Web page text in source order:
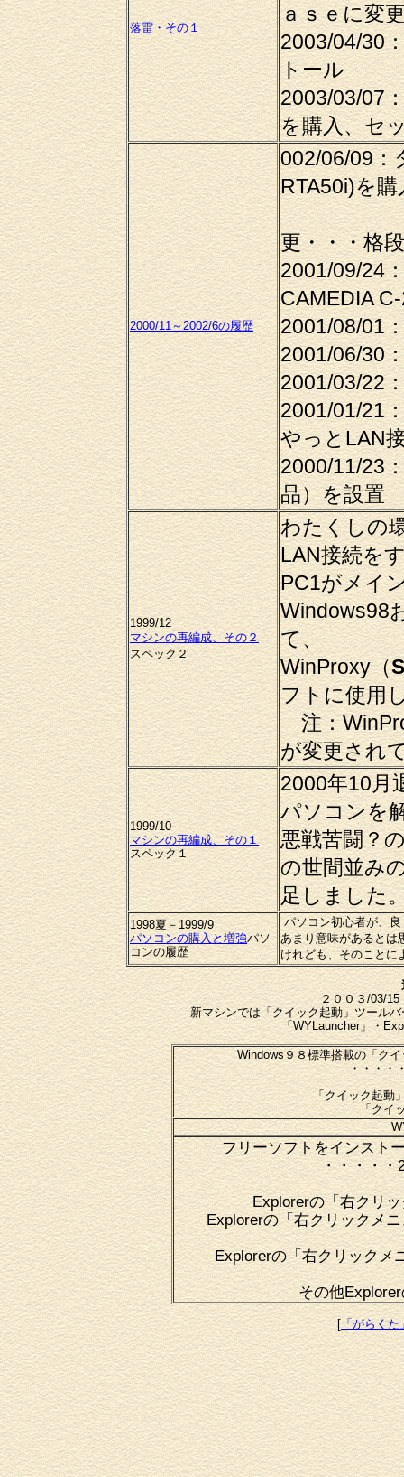
落雷・その１
ａｓｅに変
2003/04/30
トール
2003/03/07
を購入、セ
2000/11～2002/6の履歴
002/06/09：
RTA50i)を
（ルー
更・・・格
2001/09/24
CAMEDIA
2001/08/01
2001/06/30
2001/03/22
2001/01/21
やっとLAN
2000/11/23
品）を設置
1999/12
マシンの再編成、その２
スペック２
わたくしの
LAN接続を
PC1がメイ
Windows98
て、
WinProxy（
フトに使用
注：
が変更され
1999/10
マシンの再編成、その１
スペック１
2000年10月
パソコンを
悪戦苦闘？
の世間並み
足しました
1998夏－1999/9
パソコンの購入と増強パソ
コンの履歴
パソコン初心者が、
あまり意味があるとは
けれども、そのことに
２００３/03/15
新マシンでは「クイック起動」ツール
「WYLauncher」 ・
Windows９８標準搭載の「ク
・・・・
「クイック起動」
「クイッ
フリーソフトをインスト
・・・・・
Explorerの「右クリッ
Explorerの「右クリックメニ
Explorerの「右クリックメニ
その他Explorerの
[「がらくた